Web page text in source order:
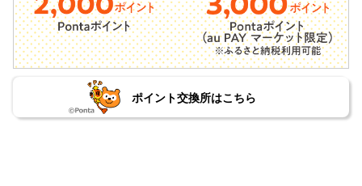
ポイント交換所はこちら